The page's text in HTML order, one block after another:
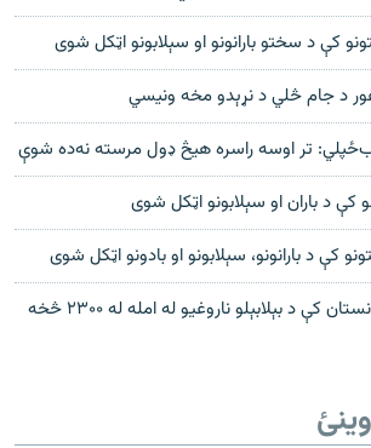
د جام څلي د نړېدو مخه ونیسي
تر اوسه راسره هيڅ ډول مرسته نه‌ده شوې
ډبيلو‌ايچ‌او: سږکال افغانستان کې د بېلابېلو ناروغيو له امله له ۲۳۰۰ څخه